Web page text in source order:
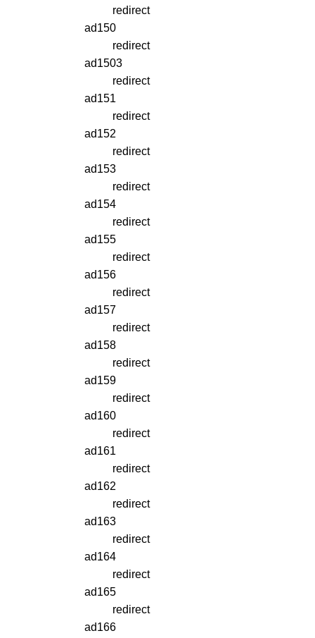
redirect
ad150
redirect
ad1503
redirect
ad151
redirect
ad152
redirect
ad153
redirect
ad154
redirect
ad155
redirect
ad156
redirect
ad157
redirect
ad158
redirect
ad159
redirect
ad160
redirect
ad161
redirect
ad162
redirect
ad163
redirect
ad164
redirect
ad165
redirect
ad166